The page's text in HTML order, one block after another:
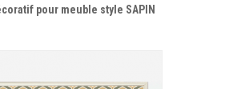
pour meuble style SAPIN